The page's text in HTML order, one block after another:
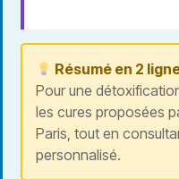
Résumé en 2
Pour une
les cures proposées
Paris, tout en
personnalisé.